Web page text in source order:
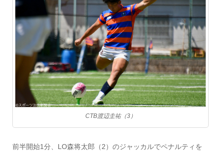
CTB渡辺圭祐（3）
前半開始1分、LO森将太郎（2）のジャッカルでペナルティを